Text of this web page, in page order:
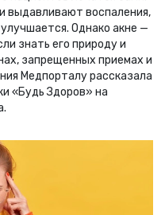
выдавливают воспаления,
Однако акне —
знать его природу и
запрещенных приемах и
Медпорталу рассказала
«Будь Здоров» на